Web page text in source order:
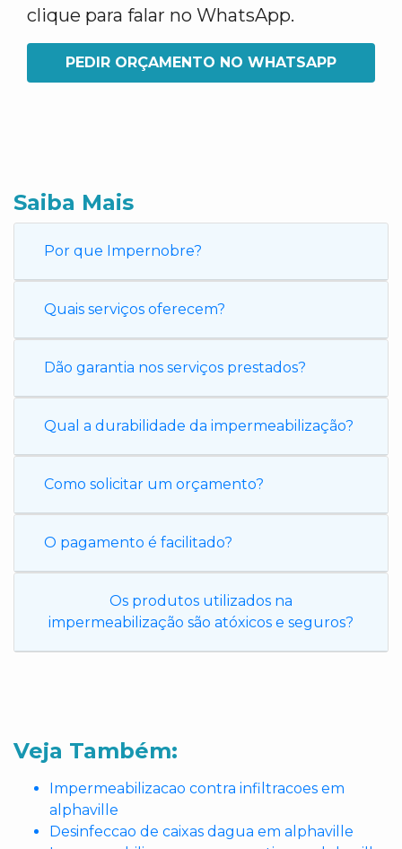
clique para falar no WhatsApp.
PEDIR ORÇAMENTO NO WHATSAPP
Saiba Mais
Por que Impernobre?
Quais serviços oferecem?
Dão garantia nos serviços prestados?
Qual a durabilidade da impermeabilização?
Como solicitar um orçamento?
O pagamento é facilitado?
Os produtos utilizados na
impermeabilização são atóxicos e seguros?
Veja Também:
Impermeabilizacao contra infiltracoes em
alphaville
Desinfeccao de caixas dagua em alphaville